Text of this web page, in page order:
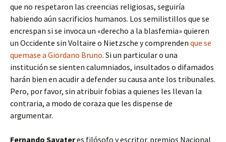
que no respetaron las creencias religiosas, seguiría
habiendo aún sacrificios humanos. Los semilistillos que se
encrespan si se invoca un «derecho a la blasfemia» quieren
un Occidente sin Voltaire o Nietzsche y comprenden que se
quemase a Giordano Bruno. Si un particular o una
institución se sienten calumniados, insultados o difamados
harán bien en acudir a defender su causa ante los tribunales.
Pero, por favor, sin atribuir fobias a quienes les llevan la
contraria, a modo de coraza que les dispense de
argumentar.
Fernando Savateres filósofo y escritor. premios Nacional